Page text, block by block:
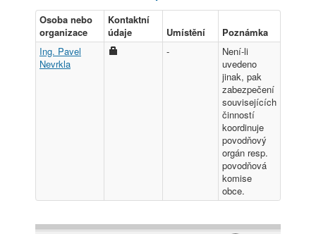
Osoba nebo
organizace
Kontaktní
údaje
Umístění
Poznámka
Ing. Pavel
Nevrkla
-
Není-li
uvedeno
jinak, pak
zabezpečení
souvisejících
činností
koordinuje
povodňový
orgán resp.
povodňová
komise
obce.